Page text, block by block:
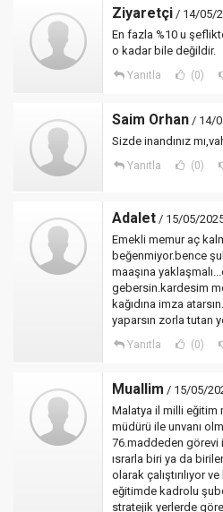
Ziyaretçi / 14/05/
En fazla %10 u
o kadar bile değildir.
Yanıtla (0)
Saim Orhan / 14/
Sizde inandınız
Yanıtla (0)
Adalet / 15/05/
Emekli memur aç
beğenmiyor.bence
maaşına
gebersin.kardesim
kağıdına imza
yaparsın zorla tutan
Yanıtla (0)
Muallim / 15/05/
Malatya il milli eğitim
müdürü ile unvanı
76.maddeden görevi
ısrarla biri ya da
olarak çalıştırılıyor
eğitimde kadrolu
stratejik yerlerde